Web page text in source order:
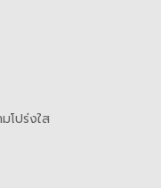
โปร่งใส